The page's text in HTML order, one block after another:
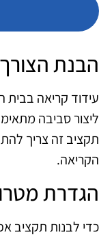
הבנת
עידוד קריאה
ליצור סביבה
תקציב זה צריך
הקריאה.
הגדרת
כדי לבנות תקציב